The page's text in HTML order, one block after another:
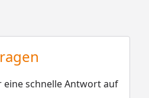
eine schnelle Antwort auf